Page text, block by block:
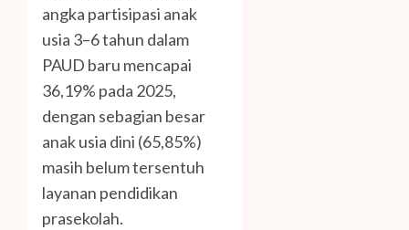
angka partisipasi anak
usia 3–6 tahun dalam
PAUD baru mencapai
36,19% pada 2025,
dengan sebagian besar
anak usia dini (65,85%)
masih belum tersentuh
layanan pendidikan
prasekolah.